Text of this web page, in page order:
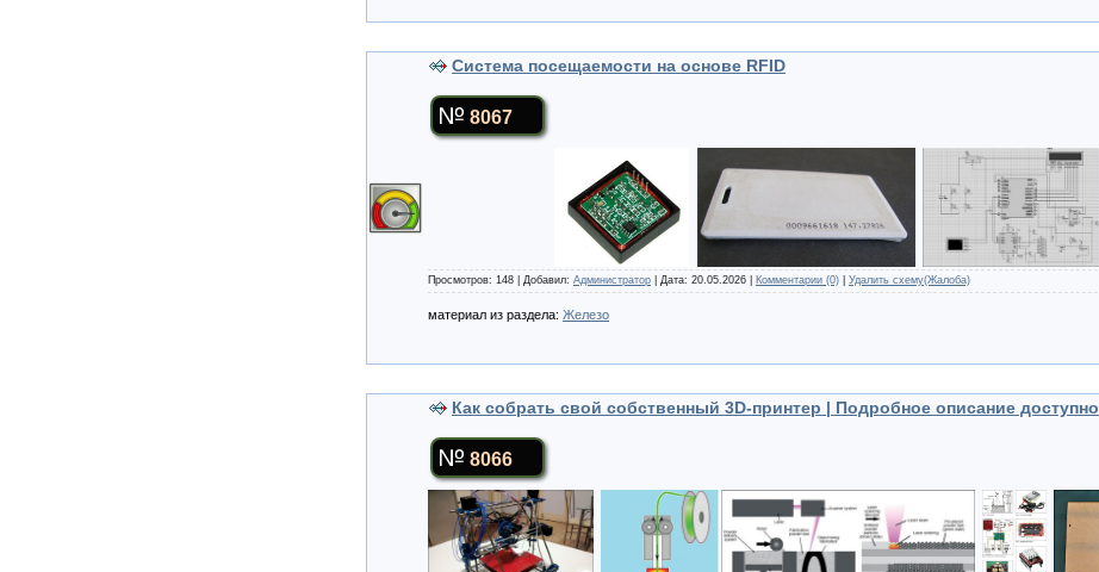
Система посещаемости на основе RFID
8067
Просмотров: 148 | Добавил: Администратор | Дата: 20.05.2026 Комментарии (0) Удалить схему(Жалоба)
материал из раздела: Железо
Как собрать свой собственный 3D-принтер | Подробное описание доступно
8066